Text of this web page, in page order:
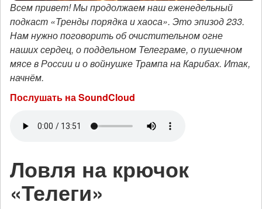
Всем привет! Мы продолжаем наш еженедельный
подкаст «Тренды порядка и хаоса». Это эпизод 233.
Нам нужно поговорить об очистительном огне
наших сердец, о поддельном Телеграме, о пушечном
мясе в России и о войнушке Трампа на Карибах. Итак,
начнём.
Послушать на SoundCloud
Ловля на крючок
«Телеги»